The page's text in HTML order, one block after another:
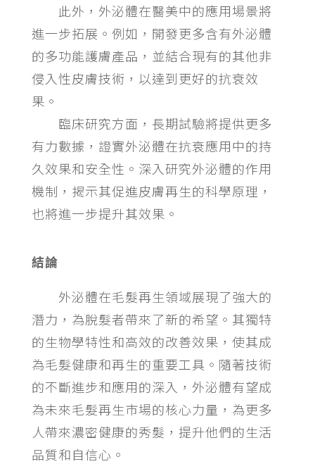
此外，外泌體在醫美中的應用場景將
進一步拓展。例如，開發更多含有外泌體
的多功能護膚產品，並結合現有的其他非
侵入性皮膚技術，以達到更好的抗衰效
果。
臨床研究方面，長期試驗將提供更多
有力數據，證實外泌體在抗衰應用中的持
久效果和安全性。深入研究外泌體的作用
機制，揭示其促進皮膚再生的科學原理，
也將進一步提升其效果。
結論
外泌體在毛髮再生領域展現了強大的
潛力，為脫髮者帶來了新的希望。其獨特
的生物學特性和高效的改善效果，使其成
為毛髮健康和再生的重要工具。隨著技術
的不斷進步和應用的深入，外泌體有望成
為未來毛髮再生市場的核心力量，為更多
人帶來濃密健康的秀髮，提升他們的生活
品質和自信心。